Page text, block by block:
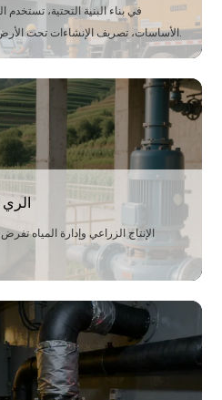
في بناء البنية التحتية،
الأساسات، تصريف الإنشاءات تحت الأرض، والتحكم في الفيضانات الطارئة.
بفضل هيكلها المدمج والمرن، يمكنها
البيئات المعقدة، مما يضمن تقدم المشروع وسلامة البناء.
الري
الإنتاج الزراعي وإدارة المياه
تم تصميمها لتدفق عالٍ واستهلاك
الزراعي ونقل المياه، مما يساهم في تطوير الزراعة الحديثة.